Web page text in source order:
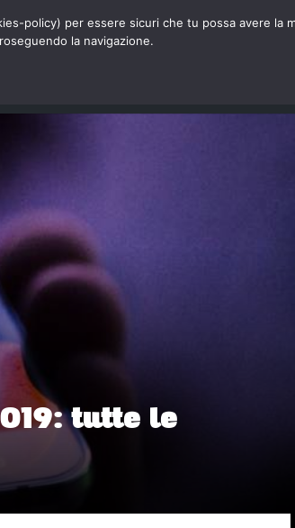
tutte le
policy) per essere sicuri che tu possa avere la
la navigazione.